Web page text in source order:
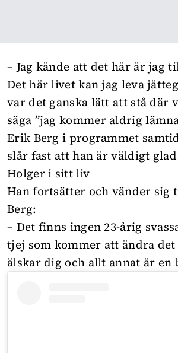
– Jag kände att det här är jag
Det här livet kan jag leva
var det ganska lätt att stå där
säga ”jag kommer aldrig
Erik Berg i programmet
slår fast att han är väldigt
Holger i sitt liv
Han fortsätter och vänder sig
Berg:
– Det finns ingen 23-årig
tjej som kommer att ändra
älskar dig och allt annat är en